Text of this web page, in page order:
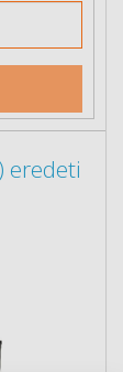
eredeti